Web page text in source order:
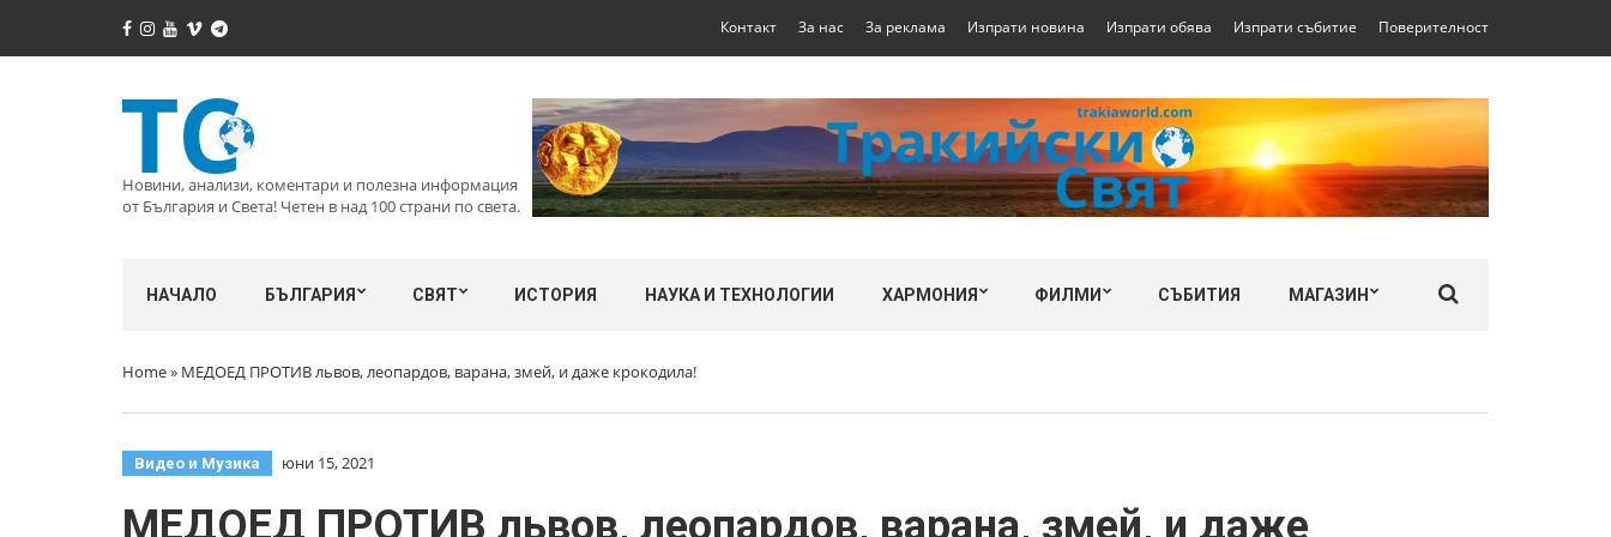
Контакт За нас За реклама Изпрати новина Изпрати обява Изпрати събитие Поверителност
Новини, анализи, коментари и полезна информация
от България и Света! Четен в над 100 страни по света.
НАЧАЛО БЪЛГАРИЯ СВЯТ ИСТОРИЯ НАУКА И ТЕХНОЛОГИИ ХАРМОНИЯ ФИЛМИ СЪБИТИЯ МАГАЗИН
Home» МЕДОЕД ПРОТИВ львов, леопардов, варана, змей, и даже крокодила!
Видео и Музика юни 15, 2021
МЕДОЕД ПРОТИВ львов, леопардов, варана, змей, и даже